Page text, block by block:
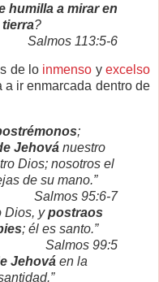
humilla a mirar en
tierra?
Salmos 113:5-6
de lo inmenso yexcelso
ir enmarcada dentro de
;
Jehovánuestro
Dios; nosotros el
de su mano.”
Salmos 95:6-7
Dios, ypostraos
; él es santo.”
Salmos 99:5
Jehová en la